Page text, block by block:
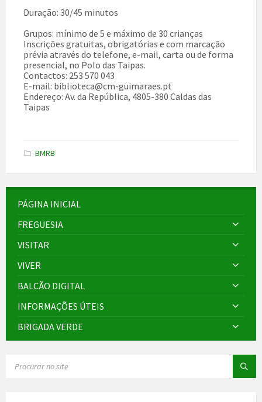
Duração: 30/45 minutos
Grupos: mínimo de 5 e máximo de 30 crianças
Inscrições gratuitas, obrigatórias e com marcação
prévia através do telefone, e-mail, carta ou de forma
presencial, no Polo das Taipas.
Contactos: 253 570 043
E-mail: biblioteca@cm-guimaraes.pt
Endereço: Av. da República, 4805-380 Caldas das
Taipas
BMRB
PÁGINA INICIAL
FREGUESIA
VISITAR
VIVER
BALCÃO DIGITAL
INFORMAÇÕES ÚTEIS
BRIGADA VERDE